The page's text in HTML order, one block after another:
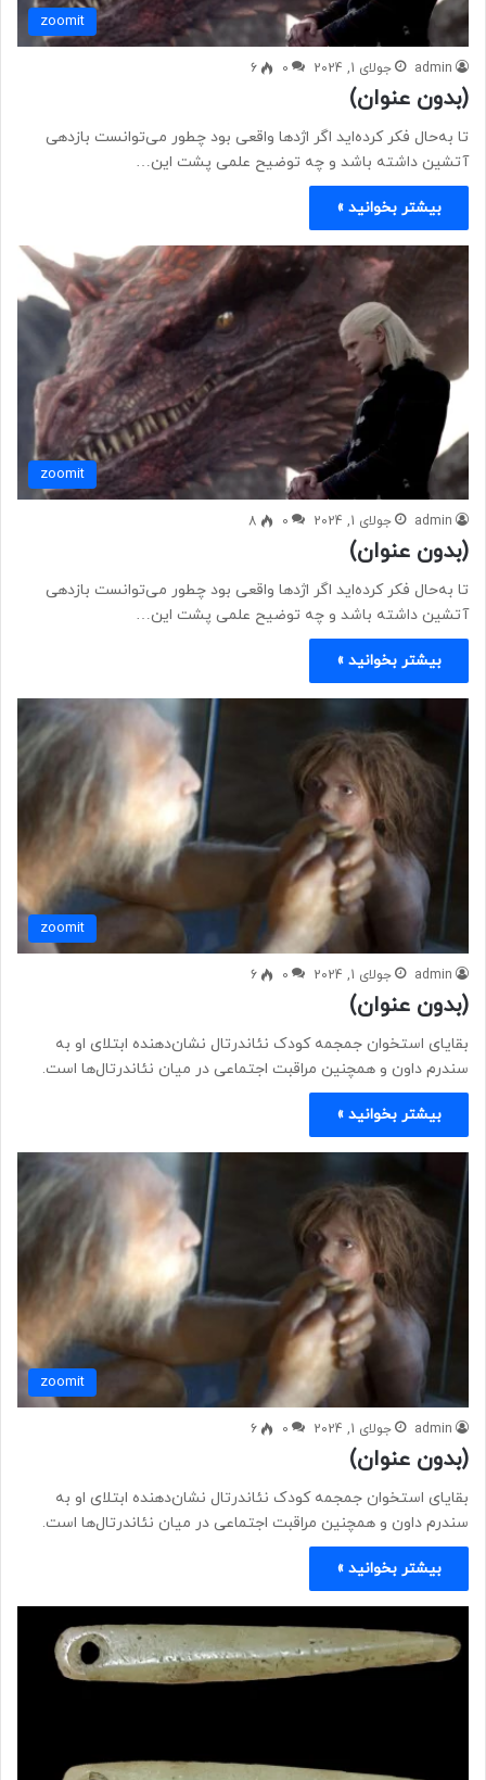
zoomit
admin جولای 1, 2024 0
6
(بدون عنوان)
تا به‌حال فکر کرده‌اید اگر اژدها واقعی بود چطور می‌توانست بازدهی
آتشین داشته باشد و چه توضیح علمی پشت این…
بیشتر بخوانید »
zoomit
admin جولای 1, 2024 0
8
(بدون عنوان)
تا به‌حال فکر کرده‌اید اگر اژدها واقعی بود چطور می‌توانست بازدهی
آتشین داشته باشد و چه توضیح علمی پشت این…
بیشتر بخوانید »
zoomit
admin جولای 1, 2024 0
6
(بدون عنوان)
بقایای استخوان جمجمه کودک نئاندرتال نشان‌دهنده ابتلای او به
سندرم داون و همچنین مراقبت اجتماعی در میان نئاندرتال‌ها است.
بیشتر بخوانید »
zoomit
admin جولای 1, 2024 0
6
(بدون عنوان)
بقایای استخوان جمجمه کودک نئاندرتال نشان‌دهنده ابتلای او به
سندرم داون و همچنین مراقبت اجتماعی در میان نئاندرتال‌ها است.
بیشتر بخوانید »